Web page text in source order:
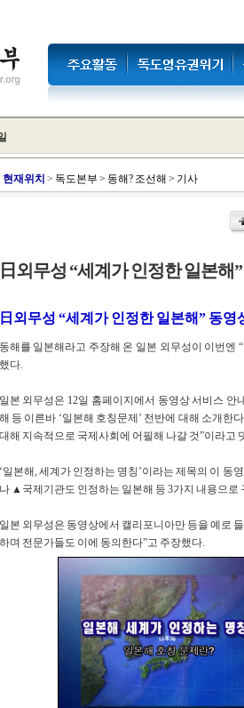
현재위치 > 독도본부 > 동해? 조선해 > 기사
日외무성 “세계가 인정한 일본해
日외무성 “세계가 인정한 일본해” 동영
동해를 일본해라고 주장해 온 일본 외무성이 이번엔
했다.
일본 외무성은 12일 홈페이지에서 동영상 서비스
해 등 이른바 ‘일본해 호칭문제’ 전반에 대해 소개한
대해 지속적으로 국제사회에 어필해 나갈 것”이라고
‘일본해, 세계가 인정하는 명칭’이라는 제목의 이
나 ▲국제기관도 인정하는 일본해 등 3가지 내용으로
일본 외무성은 동영상에서 캘리포니아만 등을 예로
하며 전문가들도 이에 동의한다”고 주장했다.